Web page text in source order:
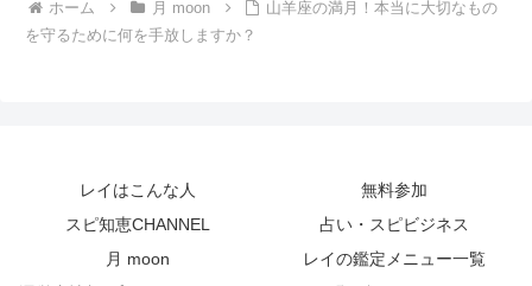
ホーム 月 moon
山羊座の満月！本当に大切なもの
を守るために何を手放しますか？
レイはこんな人
無料参加
スピ知恵CHANNEL
占い・スピビジネス
月 moon
レイの鑑定メニュー一覧